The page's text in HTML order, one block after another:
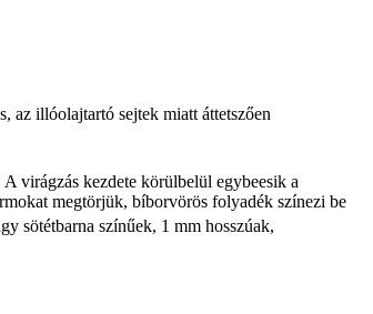
az illóolajtartó sejtek miatt áttetszően
virágzás kezdete körülbelül egybeesik a
megtörjük, bíborvörös folyadék színezi be
sötétbarna színűek, 1 mm hosszúak,